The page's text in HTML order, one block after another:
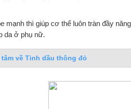
mạnh thì giúp cơ thể luôn tràn đầy
da ở phụ nữ.
về Tinh dầu thông đỏ